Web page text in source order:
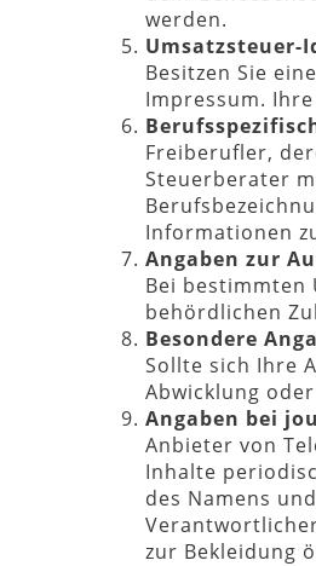
werden.
Besitzen Sie
Impressum.
Freiberufler,
Steuerberater
Informationen
Angaben zur
Bei bestimmten
behördlichen
Besondere
Sollte sich Ihre
Abwicklung
Angaben bei
Anbieter von
Inhalte
des Namens
zur Bekleidung